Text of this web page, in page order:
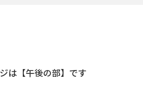
は【午後の部】です